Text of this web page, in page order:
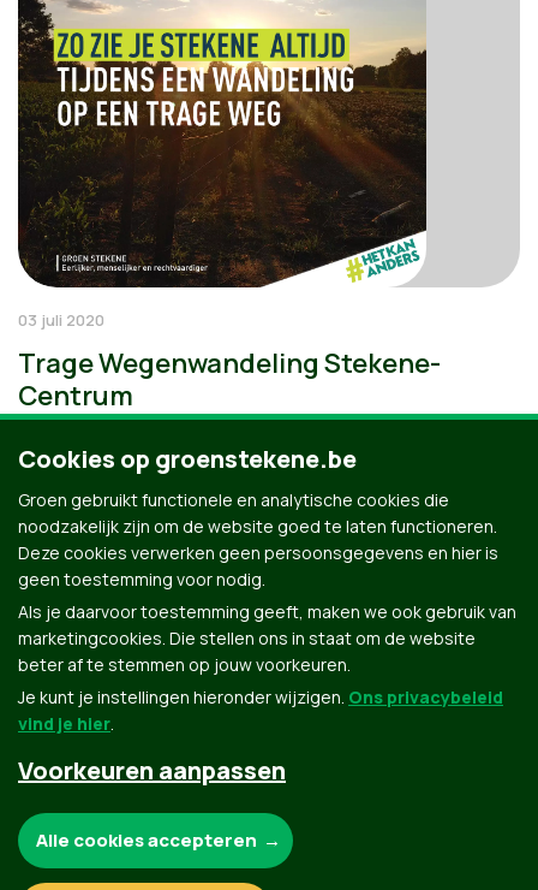
03 juli 2020
Trage Wegenwandeling Stekene-
Centrum
Groen.be
Contact Privacybeleid
Cookies op groenstekene.be
Groen gebruikt functionele en analytische cookies die
noodzakelijk zijn om de website goed te laten functioneren.
Deze cookies verwerken geen persoonsgegevens en hier is
geen toestemming voor nodig.
Als je daarvoor toestemming geeft, maken we ook gebruik van
marketingcookies. Die stellen ons in staat om de website
beter af te stemmen op jouw voorkeuren.
Je kunt je instellingen hieronder wijzigen. Ons privacybeleid
vind je hier.
Voorkeuren aanpassen
Alle cookies accepteren